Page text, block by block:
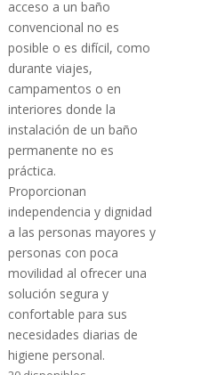
acceso a un baño
convencional no es
posible o es difícil, como
durante viajes,
campamentos o en
interiores donde la
instalación de un baño
permanente no es
práctica.
Proporcionan
independencia y dignidad
a las personas mayores y
personas con poca
movilidad al ofrecer una
solución segura y
confortable para sus
necesidades diarias de
higiene personal.